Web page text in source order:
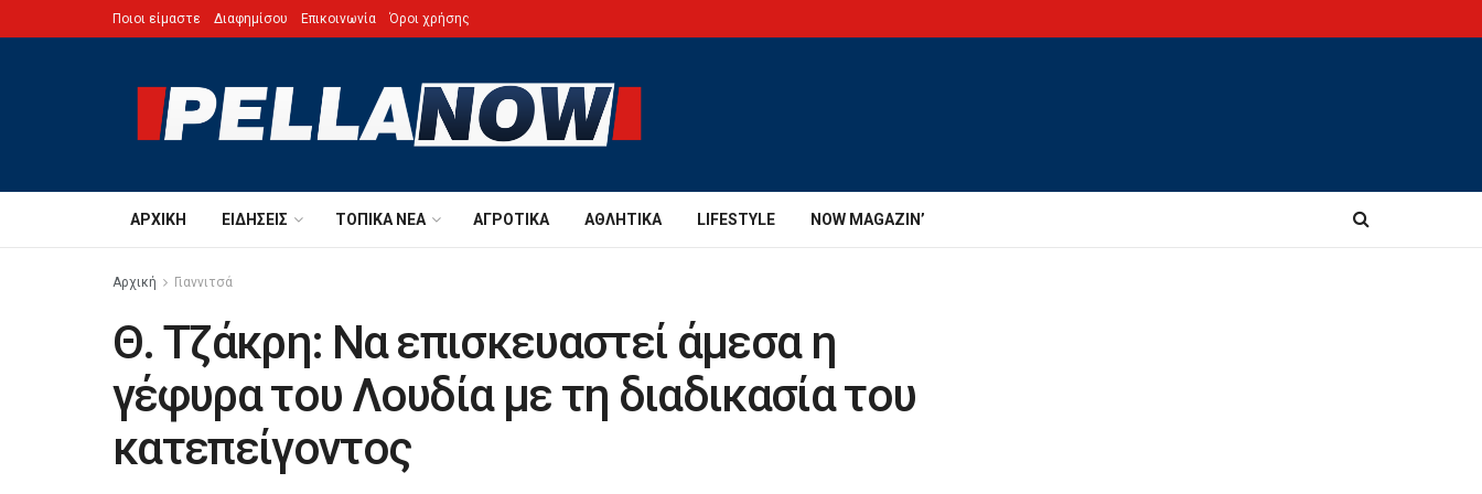
Ποιοι είμαστε Διαφημίσου Επικοινωνία Όροι χρήσης
ΑΡΧΙΚΉ ΕΙΔΉΣΕΙΣ ΤΟΠΙΚΆ ΝΈΑ ΑΓΡΟΤΙΚΆ ΑΘΛΗΤΙΚΆ LIFESTYLE NOW MAGAZIN’
Αρχική Γιαννιτσά
Θ. Τζάκρη: Να επισκευαστεί άμεσα η
γέφυρα του Λουδία με τη διαδικασία του
κατεπείγοντος